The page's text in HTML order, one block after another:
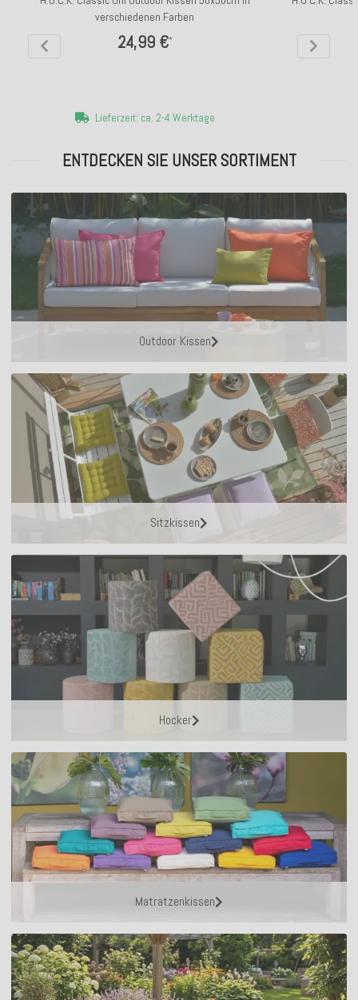
verschiedenen Farben
24,99 €*
Lieferzeit: ca. 2-4 Werktage
ENTDECKEN SIE UNSER SORTIMENT
Outdoor Kissen
Sitzkissen
Hocker
Matratzenkissen